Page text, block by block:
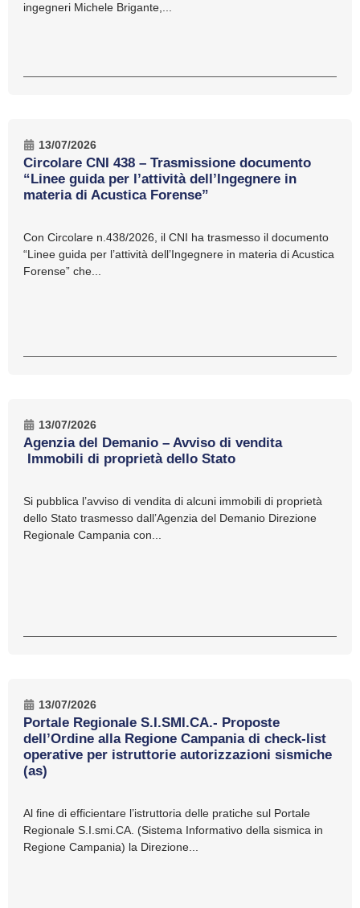
ingegneri Michele Brigante,...
13/07/2026
Circolare CNI 438 – Trasmissione documento
“Linee guida per l’attività dell’Ingegnere in
materia di Acustica Forense”
Con Circolare n.438/2026, il CNI ha trasmesso il documento
“Linee guida per l’attività dell’Ingegnere in materia di Acustica
Forense” che...
13/07/2026
Agenzia del Demanio – Avviso di vendita
Immobili di proprietà dello Stato
Si pubblica l’avviso di vendita di alcuni immobili di proprietà
dello Stato trasmesso dall’Agenzia del Demanio Direzione
Regionale Campania con...
13/07/2026
Portale Regionale S.I.SMI.CA.- Proposte
dell’Ordine alla Regione Campania di check-list
operative per istruttorie autorizzazioni sismiche
(as)
Al fine di efficientare l’istruttoria delle pratiche sul Portale
Regionale S.I.smi.CA. (Sistema Informativo della sismica in
Regione Campania) la Direzione...